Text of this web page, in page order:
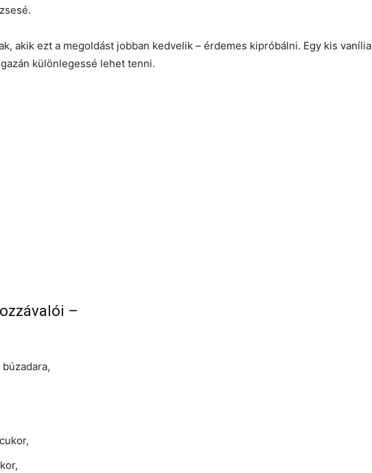
akik ezt a megoldást jobban kedvelik – érdemes kipróbálni. Egy kis vanília
különlegessé lehet tenni.
–